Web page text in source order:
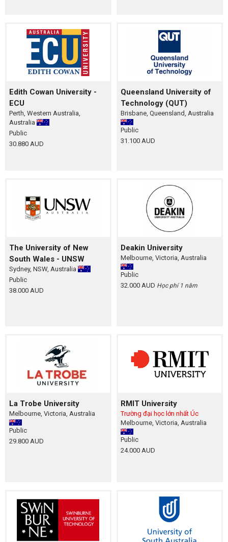
Edith Cowan University -
ECU
Perth, Western Australia,
Australia
Public
30.880 AUD
Queensland University of
Technology (QUT)
Brisbane, Queensland, Australia
Public
31.100 AUD
The University of New
South Wales - UNSW
Sydney, NSW, Australia
Public
38.000 AUD
Deakin University
Melbourne, Victoria, Australia
Public
32.000 AUD Học phí 1 năm
La Trobe University
Melbourne, Victoria, Australia
Public
29.800 AUD
RMIT University
Trường đại học lớn nhất Úc
Melbourne, Victoria, Australia
Public
24.000 AUD